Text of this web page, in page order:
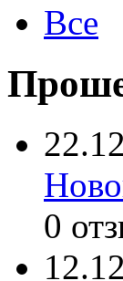
Все
22.12
0
12.12